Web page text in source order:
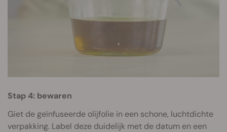
Stap 4: bewaren
Giet de geïnfuseerde olijfolie in een schone, luchtdichte
verpakking. Label deze duidelijk met de datum en een